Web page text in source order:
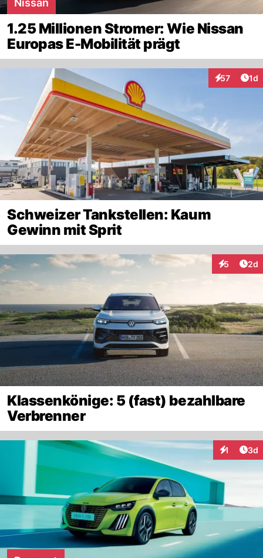
1.25 Millionen Stromer: Wie Nissan
Europas E-Mobilität prägt
57 1d
Schweizer Tankstellen: Kaum
Gewinn mit Sprit
5 2d
Klassenkönige: 5 (fast) bezahlbare
Verbrenner
1 3d